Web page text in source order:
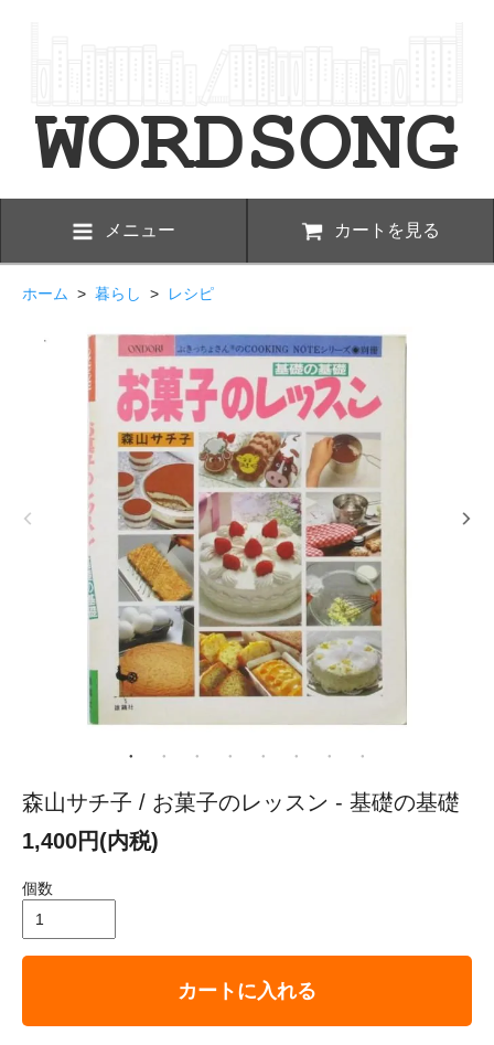
メニュー カートを見る
ホーム > 暮らし > レシピ
森山サチ子 / お菓子のレッスン - 基礎の基礎
1,400円(内税)
個数
カートに入れる